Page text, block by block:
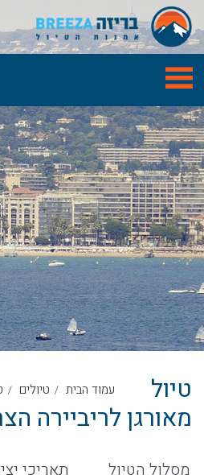
עמוד הבית טיולים
טיול
מאורגן לריביירה
מסלול הטיול
תאריכי